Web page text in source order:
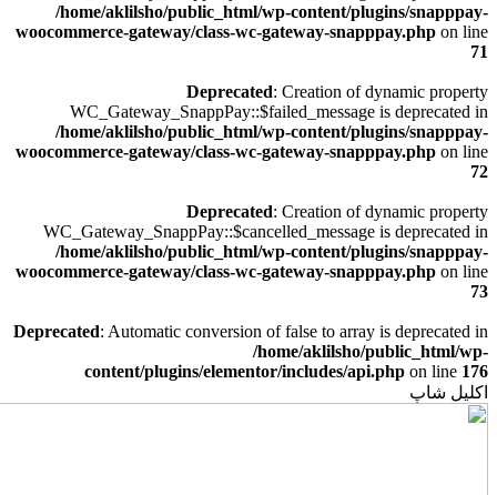
/home/aklilsho/public_html/wp-content/plugins/snapppay-
woocommerce-gateway/class-wc-gateway-snapppay.php on line
71
Deprecated: Creation of dynamic property
WC_Gateway_SnappPay::$failed_message is deprecated in
/home/aklilsho/public_html/wp-content/plugins/snapppay-
woocommerce-gateway/class-wc-gateway-snapppay.php on line
72
Deprecated: Creation of dynamic property
WC_Gateway_SnappPay::$cancelled_message is deprecated in
/home/aklilsho/public_html/wp-content/plugins/snapppay-
woocommerce-gateway/class-wc-gateway-snapppay.php on line
73
Deprecated: Automatic conversion of false to array is deprecated in
/home/aklilsho/public_html/wp-
content/plugins/elementor/includes/api.php on line 176
اکلیل شاپ